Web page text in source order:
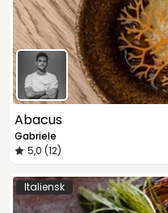
Abacus
Gabriele
5,0 (12)
Italiensk